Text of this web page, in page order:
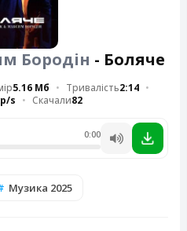
Бородін - Боляче
5.16 Мб Тривалість2:14
s Скачали82
0:00
Музика 2025